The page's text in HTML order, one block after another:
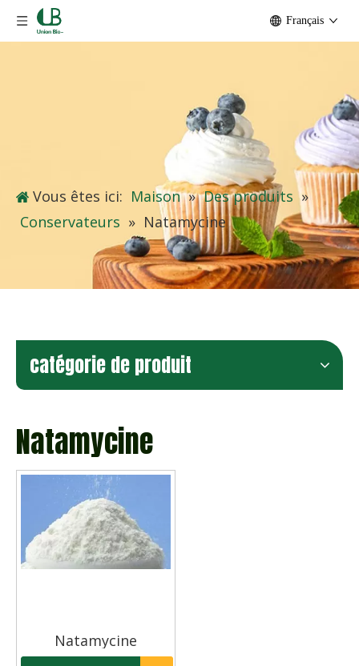
Français
Vous êtes ici: Maison » Des produits »
Conservateurs » Natamycine
catégorie de produit
Natamycine
Natamycine